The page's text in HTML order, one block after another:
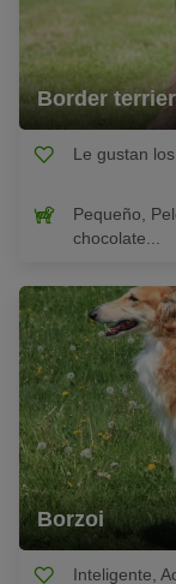
Border terrier
Le gustan
Pequeño,
chocolate...
Borzoi
Inteligente,